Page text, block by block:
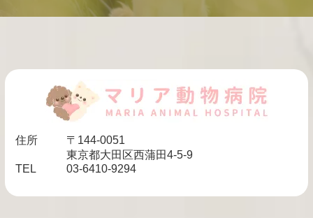
住所
〒144-0051
東京都大田区西蒲田4-5-9
TEL
03-6410-9294